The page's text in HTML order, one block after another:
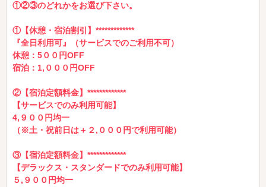
①②③のどれかをお選び下さい。
①【休憩・宿泊割引】*************
『全日利用可』（サービスでのご利用不可）
休憩：5００円OFF
宿泊：1,０００円OFF
②【宿泊定額料金】*************
【サービスでのみ利用可能】
4,９００円均一
（※土・祝前日は＋２,０００円で利用可能）
③【宿泊定額料金】*************
【デラックス・スタンダードでのみ利用可能】
５,９００円均一